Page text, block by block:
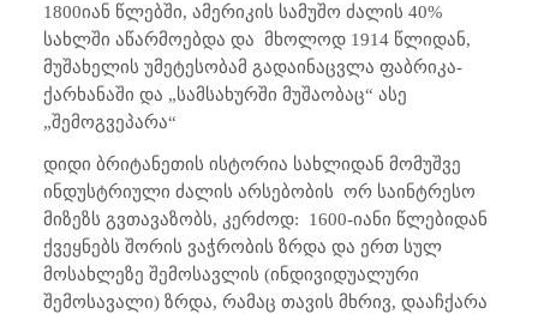
1800იან წლებში, ამერიკის სამუშო ძალის 40%
სახლში აწარმოებდა და მხოლოდ 1914 წლიდან,
მუშახელის უმეტესობამ გადაინაცვლა ფაბრიკა-
ქარხანაში და „სამსახურში მუშაობაც“ ასე
„შემოგვეპარა“
დიდი ბრიტანეთის ისტორია სახლიდან მომუშვე
ინდუსტრიული ძალის არსებობის ორ საინტრესო
მიზეზს გვთავაზობს, კერძოდ: 1600-იანი წლებიდან
ქვეყნებს შორის ვაჭრობის ზრდა და ერთ სულ
მოსახლეზე შემოსავლის (ინდივიდუალური
შემოსავალი) ზრდა, რამაც თავის მხრივ, დააჩქარა